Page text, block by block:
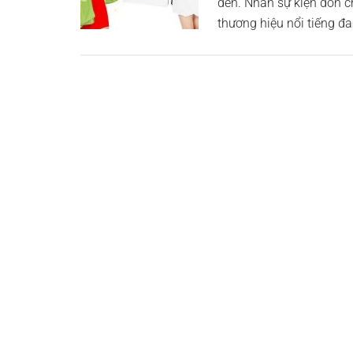
thương hiệu nổi tiếng